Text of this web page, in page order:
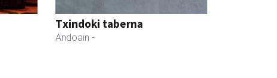
Txindoki taberna
Andoain -